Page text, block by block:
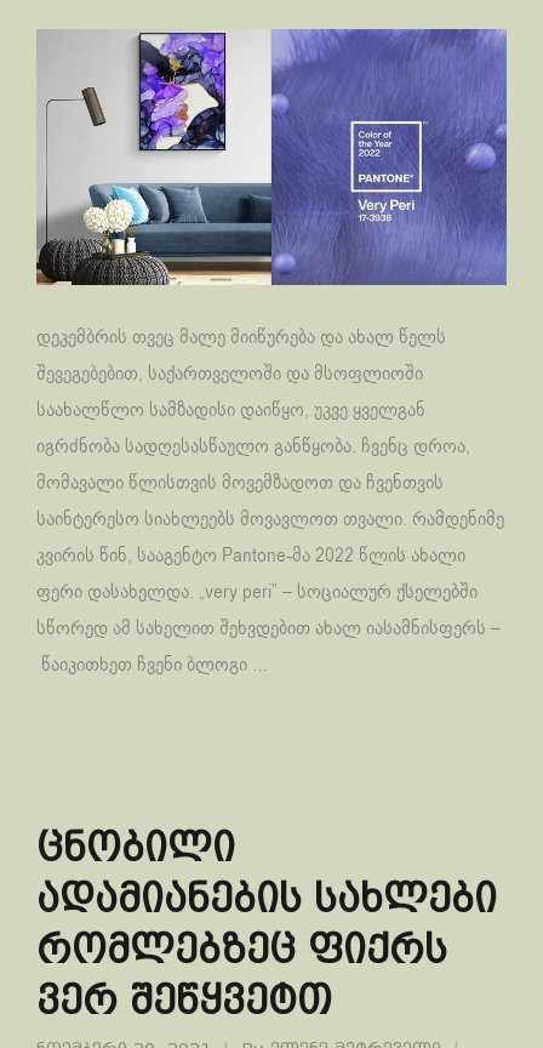
დეკემბრის თვეც მალე მიიწურება და ახალ წელს
შევეგებებით, საქართველოში და მსოფლიოში
საახალწლო სამზადისი დაიწყო, უკვე ყველგან
იგრძნობა სადღესასწაულო განწყობა. ჩვენც დროა,
მომავალი წლისთვის მოვემზადოთ და ჩვენთვის
საინტერესო სიახლეებს მოვავლოთ თვალი. რამდენიმე
კვირის წინ, სააგენტო Pantone-მა 2022 წლის ახალი
ფერი დასახელდა. „very peri” – სოციალურ ქსელებში
სწორედ ამ სახელით შეხვდებით ახალ იასამნისფერს –
წაიკითხეთ ჩვენი ბლოგი …
ცნობილი
ადამიანების სახლები
რომლებზეც ფიქრს
ვერ შეწყვეტთ